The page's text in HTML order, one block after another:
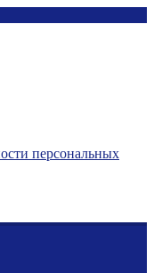
персональных